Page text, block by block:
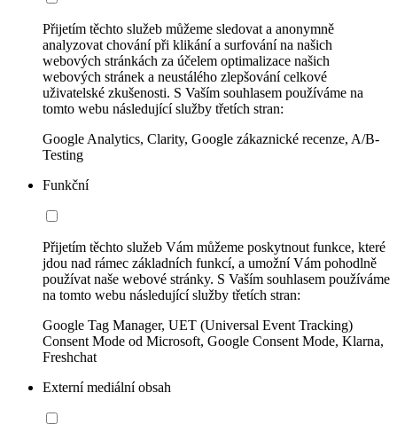
Přijetím těchto služeb můžeme sledovat a anonymně
analyzovat chování při klikání a surfování na našich
webových stránkách za účelem optimalizace našich
webových stránek a neustálého zlepšování celkové
uživatelské zkušenosti. S Vaším souhlasem používáme na
tomto webu následující služby třetích stran:
Google Analytics, Clarity, Google zákaznické recenze, A/B-
Testing
Funkční
Přijetím těchto služeb Vám můžeme poskytnout funkce, které
jdou nad rámec základních funkcí, a umožní Vám pohodlně
používat naše webové stránky. S Vaším souhlasem používáme
na tomto webu následující služby třetích stran:
Google Tag Manager, UET (Universal Event Tracking)
Consent Mode od Microsoft, Google Consent Mode, Klarna,
Freshchat
Externí mediální obsah